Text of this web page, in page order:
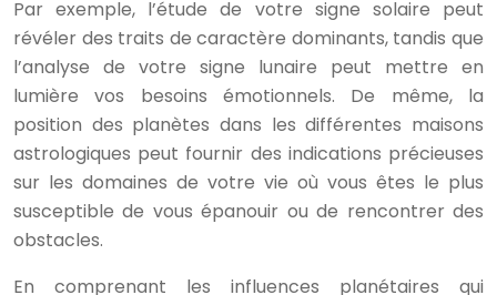
Par exemple, l’étude de votre signe solaire peut
révéler des traits de caractère dominants, tandis que
l’analyse de votre signe lunaire peut mettre en
lumière vos besoins émotionnels. De même, la
position des planètes dans les différentes maisons
astrologiques peut fournir des indications précieuses
sur les domaines de votre vie où vous êtes le plus
susceptible de vous épanouir ou de rencontrer des
obstacles.
En comprenant les influences planétaires qui